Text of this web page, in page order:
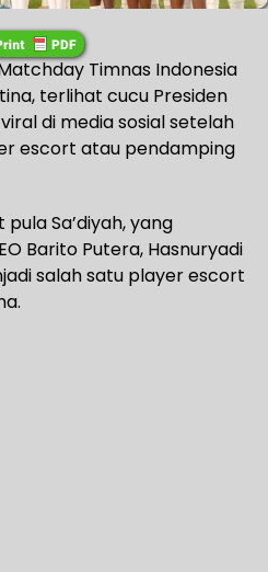
Timnas Indonesia
terlihat cucu Presiden
di media sosial setelah
escort atau pendamping
Sa’diyah, yang
Barito Putera, Hasnuryadi
salah satu player escort